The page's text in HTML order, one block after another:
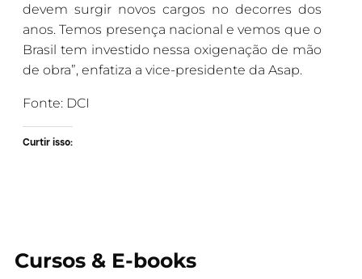
devem surgir novos cargos no decorres dos
anos. Temos presença nacional e vemos que o
Brasil tem investido nessa oxigenação de mão
de obra”, enfatiza a vice-presidente da Asap.
Fonte: DCI
Curtir isso:
Cursos & E-books